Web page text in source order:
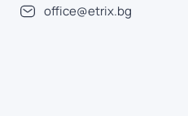
office@etrix.bg